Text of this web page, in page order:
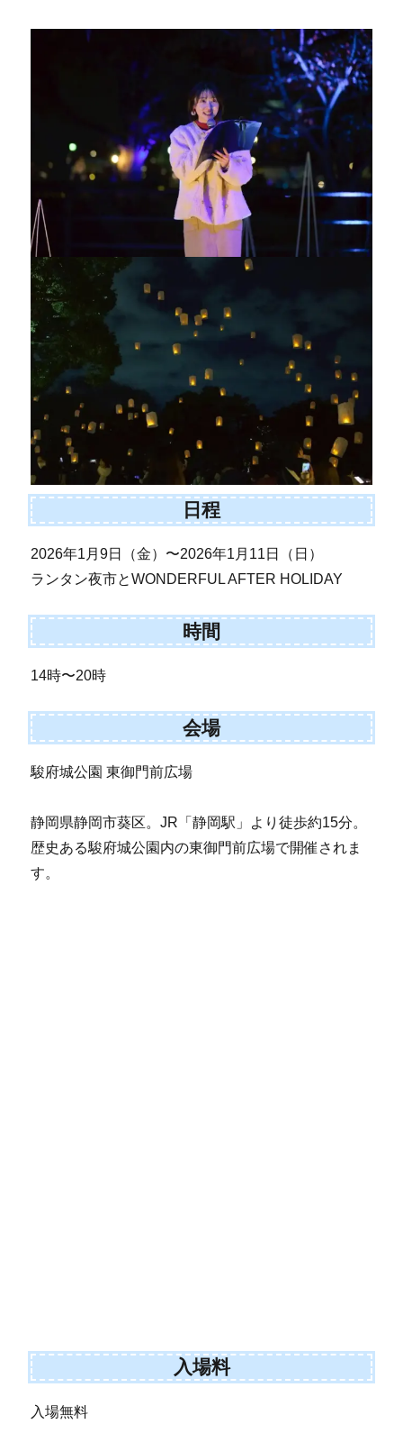
日程
2026年1月9日（金）〜2026年1月11日（日）
ランタン夜市とWONDERFUL AFTER HOLIDAY
時間
14時〜20時
会場
駿府城公園 東御門前広場
静岡県静岡市葵区。JR「静岡駅」より徒歩約15分。
歴史ある駿府城公園内の東御門前広場で開催されま
す。
入場料
入場無料